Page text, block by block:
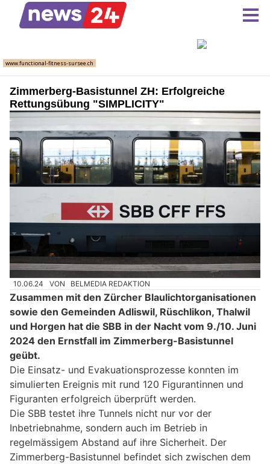
Zimmerberg-Basistunnel ZH: Erfolgreiche
Rettungsübung "SIMPLICITY"
10.06.24 VON BELMEDIA REDAKTION
Zusammen mit den Zürcher Blaulichtorganisationen
sowie den Gemeinden Adliswil, Rüschlikon, Thalwil
und Horgen hat die SBB in der Nacht vom 9./10. Juni
2024 den Ernstfall im Zimmerberg-Basistunnel
geübt.
Die Einsatz- und Evakuationsprozesse konnten im
simulierten Ereignis mit rund 120 Figurantinnen und
Figuranten erfolgreich überprüft werden.
Die SBB testet ihre Tunnels nicht nur vor der
Inbetriebnahme, sondern auch im Betrieb in
regelmässigem Abstand auf ihre Sicherheit. Der
Zimmerberg-Basistunnel befindet sich zwischen dem